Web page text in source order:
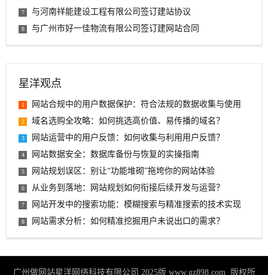
7 与河南祥能建设工程有限公司签订建站协议
8 与广州市好一佳物流有限公司签订建网站合同
星洋观点
1 网站合规中的用户数据保护：符合法规的数据收集与使用
2 域名选购全攻略：如何挑选高价值、易传播的域名？
3 网站运营中的用户反馈：如何收集与利用用户反馈？
4 网站数据安全：数据库备份与恢复的实操指南
5 网站规划误区：别让“功能堆砌”拖垮你的网站体验
6 从业务到落地：网站规划如何衔接后续开发与运营？
7 网站开发中的搜索功能：模糊搜索与精准搜索的技术实现
8 网站需求分析：如何精准挖掘用户未说出口的需求？
广州做网站星洋网络科技有限公司 2025版 www.gz898.com版权所